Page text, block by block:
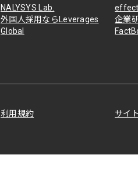
NALYSYS Lab.
外国人採用ならLeverages
Global
企業
利用規約 サイ